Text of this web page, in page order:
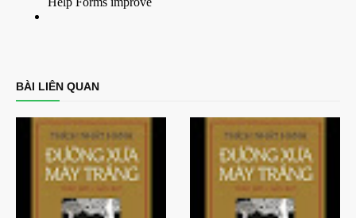
BÀI LIÊN QUAN